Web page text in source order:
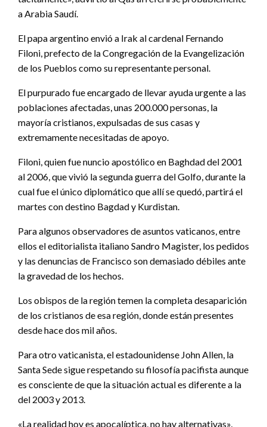
a Arabia Saudí.
El papa argentino envió a Irak al cardenal Fernando
Filoni, prefecto de la Congregación de la Evangelización
de los Pueblos como su representante personal.
El purpurado fue encargado de llevar ayuda urgente a las
poblaciones afectadas, unas 200.000 personas, la
mayoría cristianos, expulsadas de sus casas y
extremamente necesitadas de apoyo.
Filoni, quien fue nuncio apostólico en Baghdad del 2001
al 2006, que vivió la segunda guerra del Golfo, durante la
cual fue el único diplomático que allí se quedó, partirá el
martes con destino Bagdad y Kurdistan.
Para algunos observadores de asuntos vaticanos, entre
ellos el editorialista italiano Sandro Magister, los pedidos
y las denuncias de Francisco son demasiado débiles ante
la gravedad de los hechos.
Los obispos de la región temen la completa desaparición
de los cristianos de esa región, donde están presentes
desde hace dos mil años.
Para otro vaticanista, el estadounidense John Allen, la
Santa Sede sigue respetando su filosofía pacifista aunque
es consciente de que la situación actual es diferente a la
del 2003 y 2013.
«La realidad hoy es apocalíptica, no hay alternativas»,